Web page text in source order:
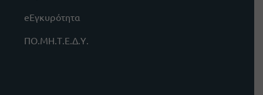
eΕγκυρότητα
ΠΟ.ΜΗ.Τ.Ε.Δ.Υ.